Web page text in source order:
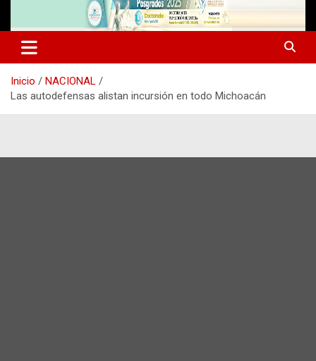
Inicio
NACIONAL
Las autodefensas alistan incursión en todo Michoacán